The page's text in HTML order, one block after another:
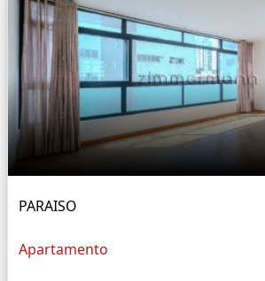
PARAISO
Apartamento